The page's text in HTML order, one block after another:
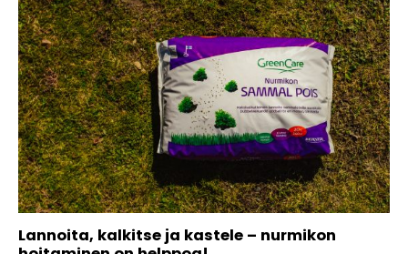
Lannoita, kalkitse ja kastele – nurmikon